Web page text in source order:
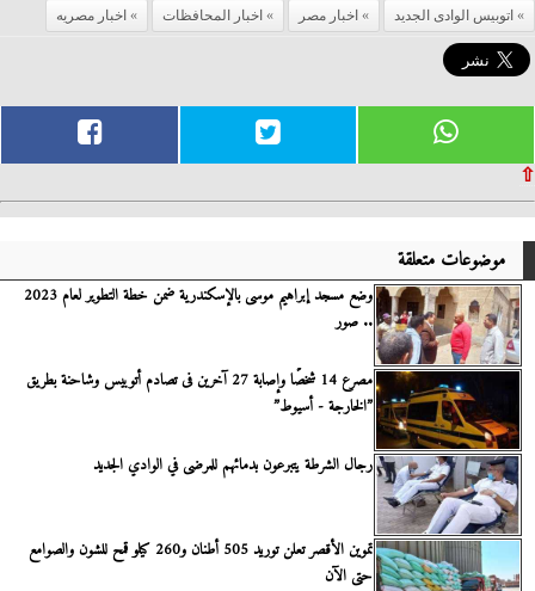
اتوبيس الوادى الجديد
اخبار مصر اخبار المحافظات اخبار مصريه
⇧
موضوعات متعلقة
وضع مسجد إبراهيم موسى بالإسكندرية ضمن خطة التطوير لعام 2023
.. صور
مصرع 14 شخصًا وإصابة 27 آخرين فى تصادم أتوبيس وشاحنة بطريق
”الخارجة - أسيوط”
رجال الشرطة يتبرعون بدمائهم للمرضى في الوادي الجديد
تموين الأقصر تعلن توريد 505 أطنان و260 كيلو قمح للشون والصوامع
حتى الآن